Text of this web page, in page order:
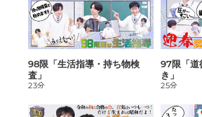
98限「生活指導・持ち物検
査」
23分
97限「道
き」
25分